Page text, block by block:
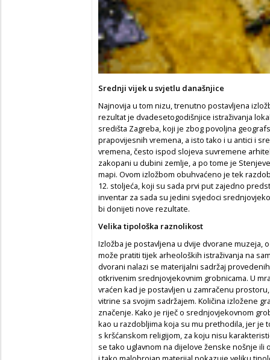
Srednji vijek u svjetlu današnjice
Najnovija u tom nizu, trenutno postavljena
rezultat je dvadesetogodišnjice istraživanja
središta Zagreba, koji je zbog povoljna
prapovijesnih vremena, a isto tako i u antici i
vremena, često ispod slojeva suvremene
zakopani u dubini zemlje, a po tome je
mapi. Ovom izložbom obuhvaćeno je tek
12. stoljeća, koji su sada prvi put zajedno
inventar za sada su jedini svjedoci
bi donijeti nove rezultate.
Velika tipološka raznolikost
Izložba je postavljena u dvije dvorane muzeja,
može pratiti tijek arheoloških istraživanja na
dvorani nalazi se materijalni sadržaj
otkrivenim srednjovjekovnim grobnicama. U
vraćen kad je postavljen u zamračenu
vitrine sa svojim sadržajem. Količina izložene
značenje. Kako je riječ o srednjovjekovnom
kao u razdobljima koja su mu prethodila, jer je
s kršćanskom religijom, za koju nisu
se tako uglavnom na dijelove ženske nošnje